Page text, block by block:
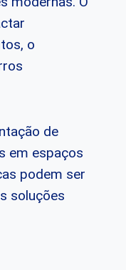
o
de
em espaços
podem ser
soluções